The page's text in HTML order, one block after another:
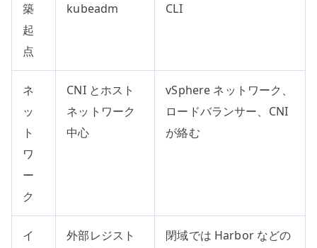
築
起
点
kubeadm
CLI
ネ
ッ
ト
ワ
ー
ク
CNI とホスト
ネットワーク
中心
vSphere ネットワーク、
ロードバランサー、CNI
が絡む
イ
外部レジスト
閉域では Harbor などの